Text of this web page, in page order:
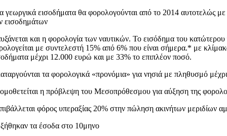
γεωργικά εισοδήματα θα φορολογούνται από το 2014 αυτοτελώς
εισοδημάτων
και η φορολογία των ναυτικών. Το εισόδημα του
με συντελεστή 15% από 6% που είναι σήμερα.* με
μέχρι 12.000 ευρώ και με 33% το επιπλέον ποσό.
τα φορολογικά «προνόμια» για νησιά με πληθυσμό
η πρόβλεψη του Μεσοπρόθεσμου για αύξηση της
φόρος υπεραξίας 20% στην πώληση ακινήτων μεριδίων
τα έσοδα στο 10μηνο